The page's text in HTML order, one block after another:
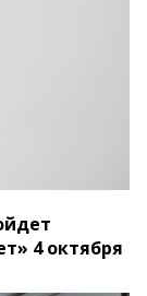
4 октября